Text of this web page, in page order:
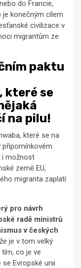
do Francie,
konečným cílem
civilizace v
migrantům ze
paktu
které se
na pilu!
které se na
připomínkovém
i možnost
země EU,
migranta zaplatí
pro návrh
radě ministrů
v českých
je v tom velký
co je ve
Evropské unii